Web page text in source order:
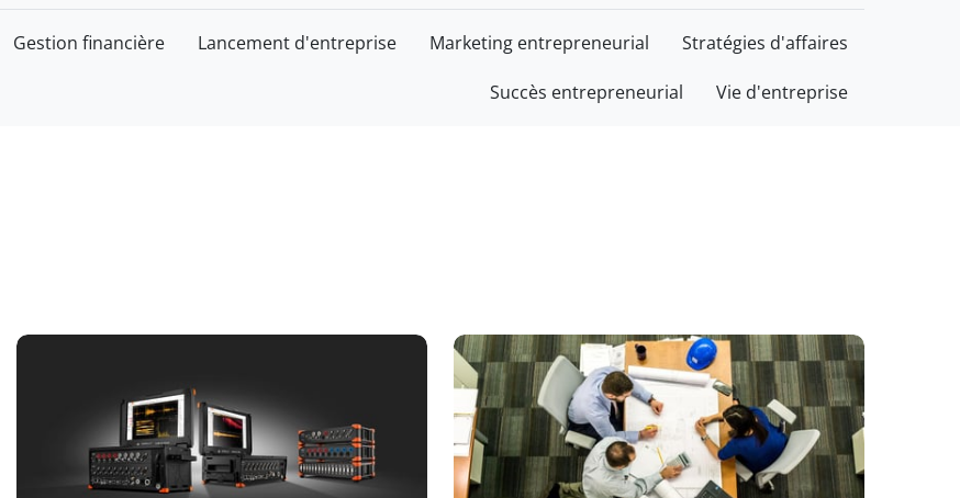
Gestion financière Lancement d'entreprise Marketing entrepreneurial Stratégies d'affaires
Succès entrepreneurial Vie d'entreprise